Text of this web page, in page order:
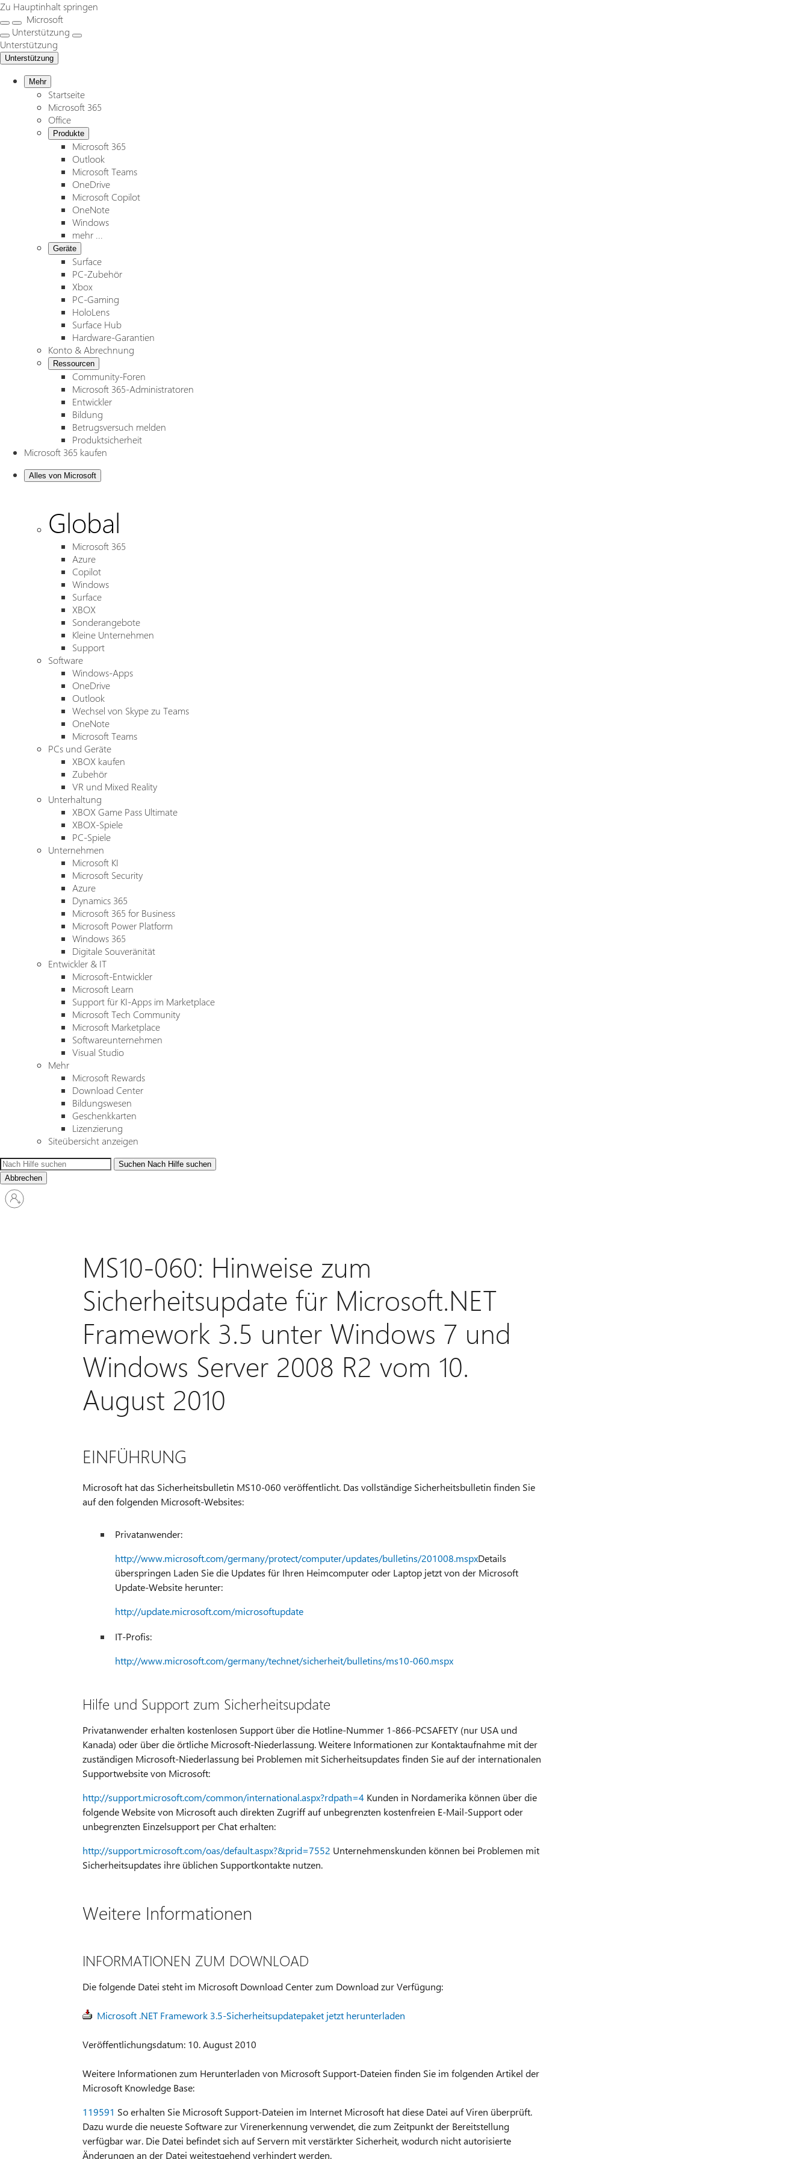
Zu Hauptinhalt springen
Microsoft
Unterstützung
Unterstützung
Unterstützung
Mehr
Startseite
Microsoft 365
Office
Produkte
Microsoft 365
Outlook
Microsoft Teams
OneDrive
Microsoft Copilot
OneNote
Windows
mehr ...
Geräte
Surface
PC-Zubehör
Xbox
PC-Gaming
HoloLens
Surface Hub
Hardware-Garantien
Konto & Abrechnung
Ressourcen
Community-Foren
Microsoft 365-Administratoren
Entwickler
Bildung
Betrugsversuch melden
Produktsicherheit
Microsoft 365 kaufen
Alles von Microsoft
Global
Microsoft 365
Azure
Copilot
Windows
Surface
XBOX
Sonderangebote
Kleine Unternehmen
Support
Software
Windows-Apps
OneDrive
Outlook
Wechsel von Skype zu Teams
OneNote
Microsoft Teams
PCs und Geräte
XBOX kaufen
Zubehör
VR und Mixed Reality
Unterhaltung
XBOX Game Pass Ultimate
XBOX-Spiele
PC-Spiele
Unternehmen
Microsoft KI
Microsoft Security
Azure
Dynamics 365
Microsoft 365 for Business
Microsoft Power Platform
Windows 365
Digitale Souveränität
Entwickler & IT
Microsoft-Entwickler
Microsoft Learn
Support für KI-Apps im Marketplace
Microsoft Tech Community
Microsoft Marketplace
Softwareunternehmen
Visual Studio
Mehr
Microsoft Rewards
Download Center
Bildungswesen
Geschenkkarten
Lizenzierung
Siteübersicht anzeigen
Suchen Nach Hilfe suchen
Abbrechen
Bei
Ihrem
MS10-060: Hinweise zum
Sicherheitsupdate für Microsoft.NET
Framework 3.5 unter Windows 7 und
Windows Server 2008 R2 vom 10.
August 2010
EINFÜHRUNG
Microsoft hat das Sicherheitsbulletin MS10-060 veröffentlicht. Das vollständige Sicherheitsbulletin finden Sie
auf den folgenden Microsoft-Websites:
Privatanwender:
http://www.microsoft.com/germany/protect/computer/updates/bulletins/201008.mspxDetails
überspringen Laden Sie die Updates für Ihren Heimcomputer oder Laptop jetzt von der Microsoft
Update-Website herunter:
http://update.microsoft.com/microsoftupdate
IT-Profis:
http://www.microsoft.com/germany/technet/sicherheit/bulletins/ms10-060.mspx
Hilfe und Support zum Sicherheitsupdate
Privatanwender erhalten kostenlosen Support über die Hotline-Nummer 1-866-PCSAFETY (nur USA und
Kanada) oder über die örtliche Microsoft-Niederlassung. Weitere Informationen zur Kontaktaufnahme mit der
zuständigen Microsoft-Niederlassung bei Problemen mit Sicherheitsupdates finden Sie auf der internationalen
Supportwebsite von Microsoft:
http://support.microsoft.com/common/international.aspx?rdpath=4 Kunden in Nordamerika können über die
folgende Website von Microsoft auch direkten Zugriff auf unbegrenzten kostenfreien E-Mail-Support oder
unbegrenzten Einzelsupport per Chat erhalten:
http://support.microsoft.com/oas/default.aspx?&prid=7552 Unternehmenskunden können bei Problemen mit
Sicherheitsupdates ihre üblichen Supportkontakte nutzen.
Weitere Informationen
INFORMATIONEN ZUM DOWNLOAD
Die folgende Datei steht im Microsoft Download Center zum Download zur Verfügung:
Microsoft .NET Framework 3.5-Sicherheitsupdatepaket jetzt herunterladen
Veröffentlichungsdatum: 10. August 2010
Weitere Informationen zum Herunterladen von Microsoft Support-Dateien finden Sie im folgenden Artikel der
Microsoft Knowledge Base:
119591 So erhalten Sie Microsoft Support-Dateien im Internet Microsoft hat diese Datei auf Viren überprüft.
Dazu wurde die neueste Software zur Virenerkennung verwendet, die zum Zeitpunkt der Bereitstellung
verfügbar war. Die Datei befindet sich auf Servern mit verstärkter Sicherheit, wodurch nicht autorisierte
Änderungen an der Datei weitestgehend verhindert werden.